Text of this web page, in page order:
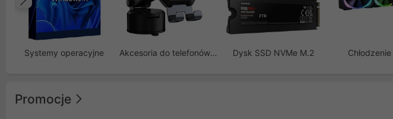
Systemy operacyjne Akcesoria do telefonów GSM Dysk SSD NVMe M.2
Poprzedni
Promocje